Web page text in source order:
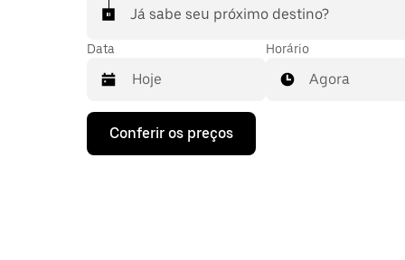
Já sabe seu próximo destino?
Data
Pressione
seta
Horário
Agora
Conferir os preços